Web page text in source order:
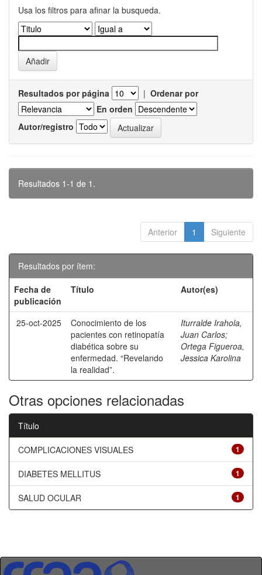
Usa los filtros para afinar la busqueda.
Resultados por página | Ordenar por
En orden
Autor/registro
Resultados 1-1 de 1.
Anterior 1 Siguiente
Resultados por ítem:
Fecha de
publicación
Título Autor(es)
25-oct-2025
Conocimiento de los
pacientes con retinopatía
diabética sobre su
enfermedad. “Revelando
la realidad”.
Iturralde Irahola,
Juan Carlos;
Ortega Figueroa,
Jessica Karolina
Otras opciones relacionadas
Título
1
COMPLICACIONES VISUALES
1
DIABETES MELLITUS
1
SALUD OCULAR